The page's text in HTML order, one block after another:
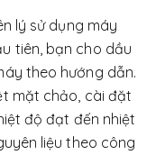
lý sử dụng máy
tiên, bạn cho dầu
theo hướng dẫn.
mặt chảo, cài đặt
độ đạt đến nhiệt
liệu theo công